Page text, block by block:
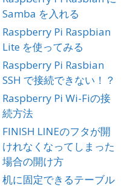
Samba を入れる
Raspberry Pi Raspbian
Lite を使ってみる
Raspberry Pi Rasbian
SSH で接続できない！？
Raspberry Pi Wi-Fiの接
続方法
FINISH LINEのフタが開
けれなくなってしまった
場合の開け方
机に固定できるテーブル